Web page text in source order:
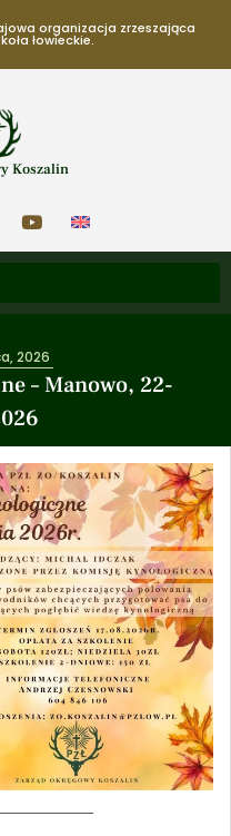
organizacja zrzeszająca
łowieckie.
Koszalin
– Manowo, 22-
2026